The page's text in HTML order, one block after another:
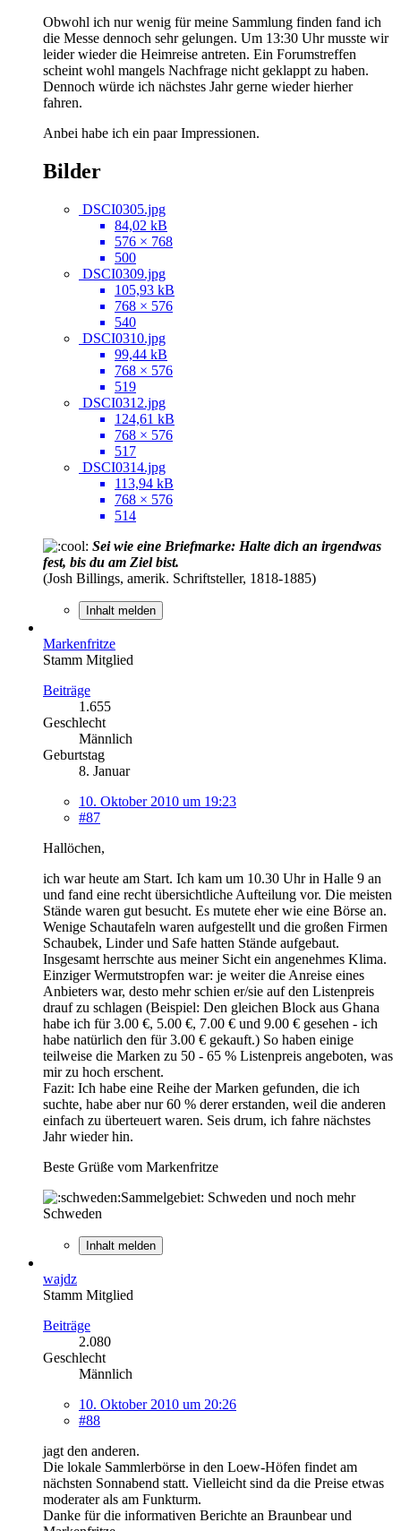
Obwohl ich nur wenig für meine Sammlung finden fand ich
die Messe dennoch sehr gelungen. Um 13:30 Uhr musste wir
leider wieder die Heimreise antreten. Ein Forumstreffen
scheint wohl mangels Nachfrage nicht geklappt zu haben.
Dennoch würde ich nächstes Jahr gerne wieder hierher
fahren.
Anbei habe ich ein paar Impressionen.
Bilder
DSCI0305.jpg
84,02 kB
576 × 768
500
DSCI0309.jpg
105,93 kB
768 × 576
540
DSCI0310.jpg
99,44 kB
768 × 576
519
DSCI0312.jpg
124,61 kB
768 × 576
517
DSCI0314.jpg
113,94 kB
768 × 576
514
Sei wie eine Briefmarke: Halte dich an irgendwas
fest, bis du am Ziel bist.
(Josh Billings, amerik. Schriftsteller, 1818-1885)
Inhalt melden
Markenfritze
Stamm Mitglied
Beiträge
1.655
Geschlecht
Männlich
Geburtstag
8. Januar
10. Oktober 2010 um 19:23
#87
Hallöchen,
ich war heute am Start. Ich kam um 10.30 Uhr in Halle 9 an
und fand eine recht übersichtliche Aufteilung vor. Die meisten
Stände waren gut besucht. Es mutete eher wie eine Börse an.
Wenige Schautafeln waren aufgestellt und die großen Firmen
Schaubek, Linder und Safe hatten Stände aufgebaut.
Insgesamt herrschte aus meiner Sicht ein angenehmes Klima.
Einziger Wermutstropfen war: je weiter die Anreise eines
Anbieters war, desto mehr schien er/sie auf den Listenpreis
drauf zu schlagen (Beispiel: Den gleichen Block aus Ghana
habe ich für 3.00 €, 5.00 €, 7.00 € und 9.00 € gesehen - ich
habe natürlich den für 3.00 € gekauft.) So haben einige
teilweise die Marken zu 50 - 65 % Listenpreis angeboten, was
mir zu hoch erschent.
Fazit: Ich habe eine Reihe der Marken gefunden, die ich
suchte, habe aber nur 60 % derer erstanden, weil die anderen
einfach zu überteuert waren. Seis drum, ich fahre nächstes
Jahr wieder hin.
Beste Grüße vom Markenfritze
Sammelgebiet: Schweden und noch mehr
Schweden
Inhalt melden
wajdz
Stamm Mitglied
Beiträge
2.080
Geschlecht
Männlich
10. Oktober 2010 um 20:26
#88
jagt den anderen.
Die lokale Sammlerbörse in den Loew-Höfen findet am
nächsten Sonnabend statt. Vielleicht sind da die Preise etwas
moderater als am Funkturm.
Danke für die informativen Berichte an Braunbear und